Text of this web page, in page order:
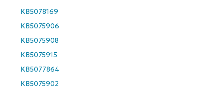
KB5078169
KB5075906
KB5075908
KB5075915
KB5077864
KB5075902
name*